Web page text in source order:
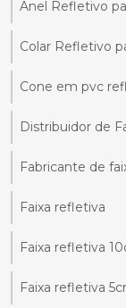
Anel Refletivo
Colar Refletivo
Cone em pvc
Distribuidor de
Fabricante de
Faixa refletiva
Faixa refletiva
Faixa refletiva